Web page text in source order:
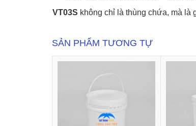
VT03S không chỉ là thùng chứa, mà là
SẢN PHẨM TƯƠNG TỰ